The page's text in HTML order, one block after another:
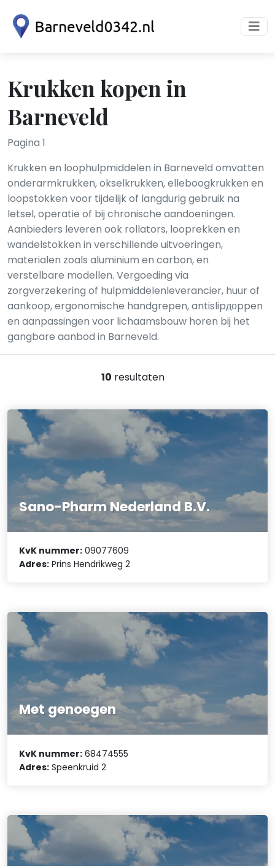
Krukken kopen in
Barneveld
Pagina 1
Krukken en loophulpmiddelen in Barneveld omvatten
onderarmkrukken, okselkrukken, elleboogkrukken en
loopstokken voor tijdelijk of langdurig gebruik na
letsel, operatie of bij chronische aandoeningen.
Aanbieders leveren ook rollators, looprekken en
wandelstokken in verschillende uitvoeringen,
materialen zoals aluminium en carbon, en
verstelbare modellen. Vergoeding via
zorgverzekering of hulpmiddelenleverancier, huur of
aankoop, ergonomische handgrepen, antislipдоppen
en aanpassingen voor lichaamsbouw horen bij het
gangbare aanbod in Barneveld.
10 resultaten
Sano-Pharm Nederland B.V.
KvK nummer: 09077609
Adres: Prins Hendrikweg 2
Met genoegen
KvK nummer: 68474555
Adres: Speenkruid 2